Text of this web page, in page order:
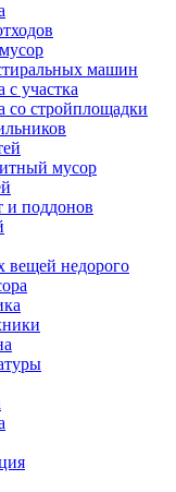
машин
участка
со стройплощадки
мусор
и поддонов
вещей недорого